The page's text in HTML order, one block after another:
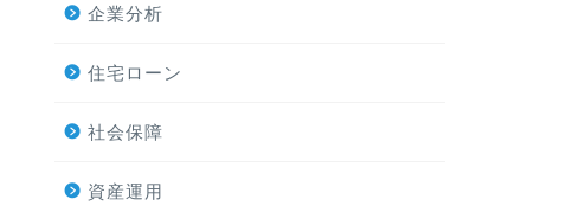
企業分析
住宅ローン
社会保障
資産運用